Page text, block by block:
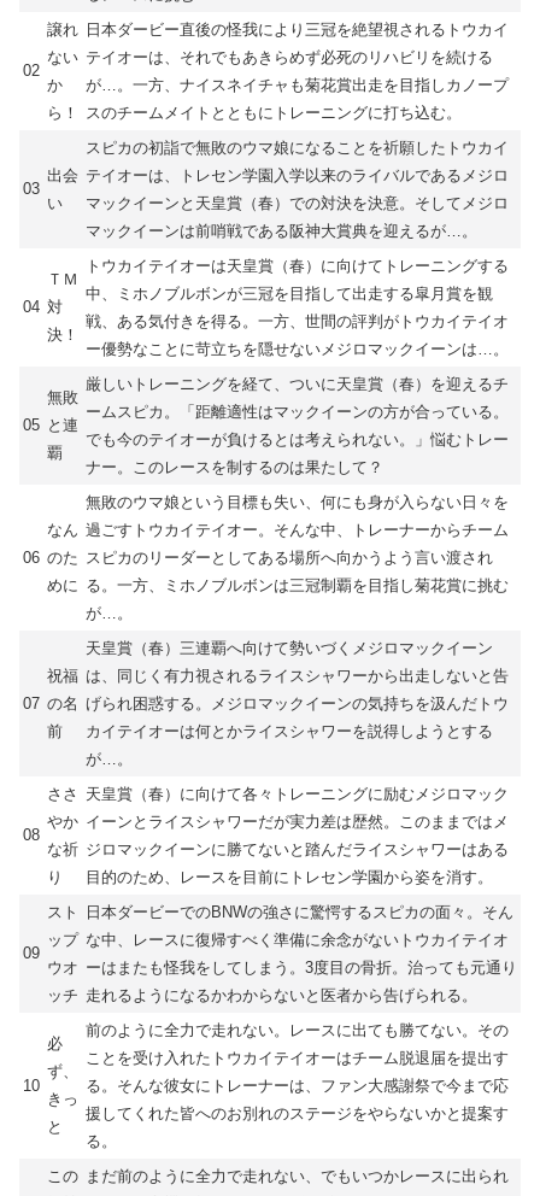
02
譲れ
ない
か
ら！
日本ダービー直後の怪我により三冠を絶望視されるトウカイ
テイオーは、それでもあきらめず必死のリハビリを続ける
が…。一方、ナイスネイチャも菊花賞出走を目指しカノープ
スのチームメイトとともにトレーニングに打ち込む。
03
出会
い
スピカの初詣で無敗のウマ娘になることを祈願したトウカイ
テイオーは、トレセン学園入学以来のライバルであるメジロ
マックイーンと天皇賞（春）での対決を決意。そしてメジロ
マックイーンは前哨戦である阪神大賞典を迎えるが…。
04
ＴＭ
対
決！
トウカイテイオーは天皇賞（春）に向けてトレーニングする
中、ミホノブルボンが三冠を目指して出走する皐月賞を観
戦、ある気付きを得る。一方、世間の評判がトウカイテイオ
ー優勢なことに苛立ちを隠せないメジロマックイーンは…。
05
無敗
と連
覇
厳しいトレーニングを経て、ついに天皇賞（春）を迎えるチ
ームスピカ。「距離適性はマックイーンの方が合っている。
でも今のテイオーが負けるとは考えられない。」悩むトレー
ナー。このレースを制するのは果たして？
06
なん
のた
めに
無敗のウマ娘という目標も失い、何にも身が入らない日々を
過ごすトウカイテイオー。そんな中、トレーナーからチーム
スピカのリーダーとしてある場所へ向かうよう言い渡され
る。一方、ミホノブルボンは三冠制覇を目指し菊花賞に挑む
が…。
07
祝福
の名
前
天皇賞（春）三連覇へ向けて勢いづくメジロマックイーン
は、同じく有力視されるライスシャワーから出走しないと告
げられ困惑する。メジロマックイーンの気持ちを汲んだトウ
カイテイオーは何とかライスシャワーを説得しようとする
が…。
08
ささ
やか
な祈
り
天皇賞（春）に向けて各々トレーニングに励むメジロマック
イーンとライスシャワーだが実力差は歴然。このままではメ
ジロマックイーンに勝てないと踏んだライスシャワーはある
目的のため、レースを目前にトレセン学園から姿を消す。
09
スト
ップ
ウオ
ッチ
日本ダービーでのBNWの強さに驚愕するスピカの面々。そん
な中、レースに復帰すべく準備に余念がないトウカイテイオ
ーはまたも怪我をしてしまう。3度目の骨折。治っても元通り
走れるようになるかわからないと医者から告げられる。
10
必
ず、
きっ
と
前のように全力で走れない。レースに出ても勝てない。その
ことを受け入れたトウカイテイオーはチーム脱退届を提出す
る。そんな彼女にトレーナーは、ファン大感謝祭で今まで応
援してくれた皆へのお別れのステージをやらないかと提案す
る。
この まだ前のように全力で走れない、でもいつかレースに出られ